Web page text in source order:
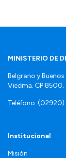
MINISTERIO DE
Belgrano y Buenos
Viedma. CP 8500.
Teléfono:
Institucional
Misión